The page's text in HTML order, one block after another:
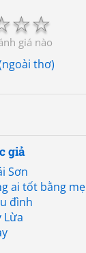
☆
☆
giá nào
thơ)
giả
Sơn
ai tốt bằng mẹ
đình
Lừa